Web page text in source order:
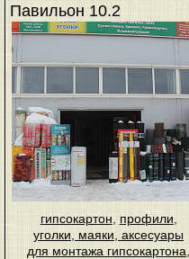
Павильон 10.2
гипсокартон
профили,
уголки, маяки, аксесуары
для монтажа гипсокартона